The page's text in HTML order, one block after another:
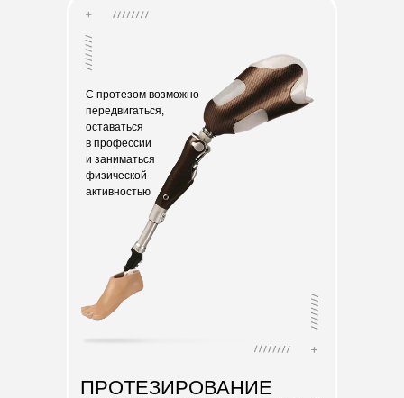
ПРОТЕЗИРОВАНИЕ
С протезом возможно
передвигаться,
оставаться
в профессии
и заниматься
физической
активностью